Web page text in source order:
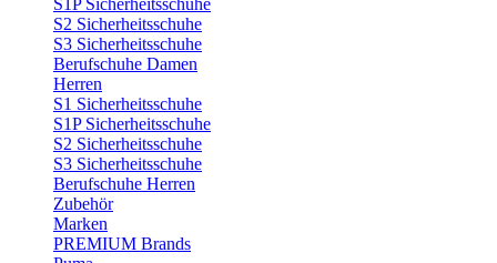
S1P Sicherheitsschuhe
S2 Sicherheitsschuhe
S3 Sicherheitsschuhe
Berufschuhe Damen
Herren
S1 Sicherheitsschuhe
S1P Sicherheitsschuhe
S2 Sicherheitsschuhe
S3 Sicherheitsschuhe
Berufschuhe Herren
Zubehör
Marken
PREMIUM Brands